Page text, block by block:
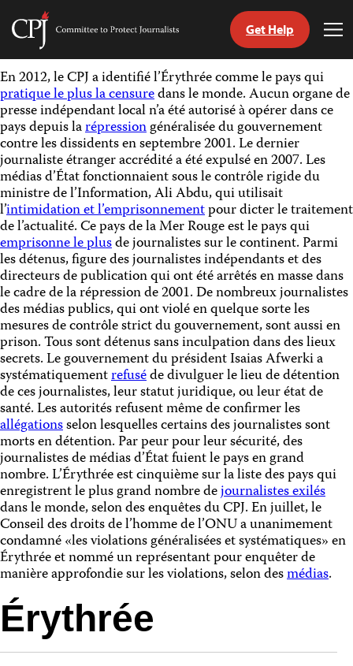
Skip
to
content
Committee
Protect
Journalists
Get Help
En 2012, le CPJ a identifié l’Érythrée comme le pays qui
pratique le plus la censuredans le monde. Aucun organe de
presse indépendant local n’a été autorisé à opérer dans ce
pays depuis larépressiongénéralisée du gouvernement
contre les dissidents en septembre 2001. Le dernier
journaliste étranger accrédité a été expulsé en 2007. Les
médias d’État fonctionnaient sous le contrôle rigide du
ministre de l’Information, Ali Abdu, qui utilisait
l’intimidation et l’emprisonnementpour dicter le traitement
de l’actualité. Ce pays de la Mer Rouge est le pays qui
emprisonne le plusde journalistes sur le continent. Parmi
les détenus, figure des journalistes indépendants et des
directeurs de publication qui ont été arrêtés en masse dans
le cadre de la répression de 2001. De nombreux journalistes
des médias publics, qui ont violé en quelque sorte les
mesures de contrôle strict du gouvernement, sont aussi en
prison. Tous sont détenus sans inculpation dans des lieux
secrets. Le gouvernement du président Isaias Afwerki a
systématiquementrefuséde divulguer le lieu de détention
de ces journalistes, leur statut juridique, ou leur état de
santé. Les autorités refusent même de confirmer les
allégationsselon lesquelles certains des journalistes sont
morts en détention. Par peur pour leur sécurité, des
journalistes de médias d’État fuient le pays en grand
nombre. L’Érythrée est cinquième sur la liste des pays qui
enregistrent le plus grand nombre dejournalistes exilés
dans le monde, selon des enquêtes du CPJ. En juillet, le
Conseil des droits de l’homme de l’ONU a unanimement
condamné «les violations généralisées et systématiques» en
Érythrée et nommé un représentant pour enquêter de
manière approfondie sur les violations, selon desmédias.
Érythrée